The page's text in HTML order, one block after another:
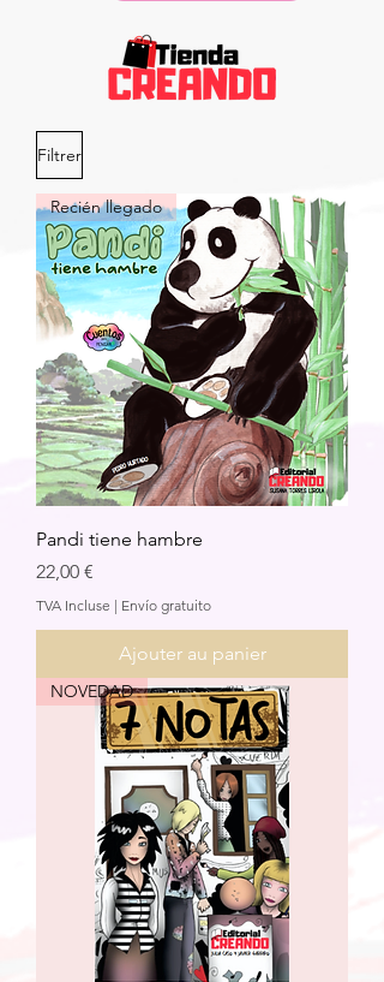
Filtrer
Recién llegado
Pandi tiene hambre
Prix
22,00 €
TVA Incluse | Envío gratuito
Ajouter au panier
NOVEDAD